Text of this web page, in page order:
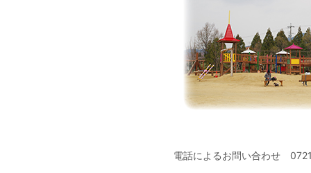
電話によるお問い合わせ